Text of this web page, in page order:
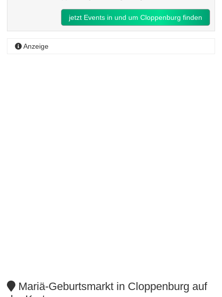
jetzt Events in und um Cloppenburg finden
Anzeige
Mariä-Geburtsmarkt in Cloppenburg auf